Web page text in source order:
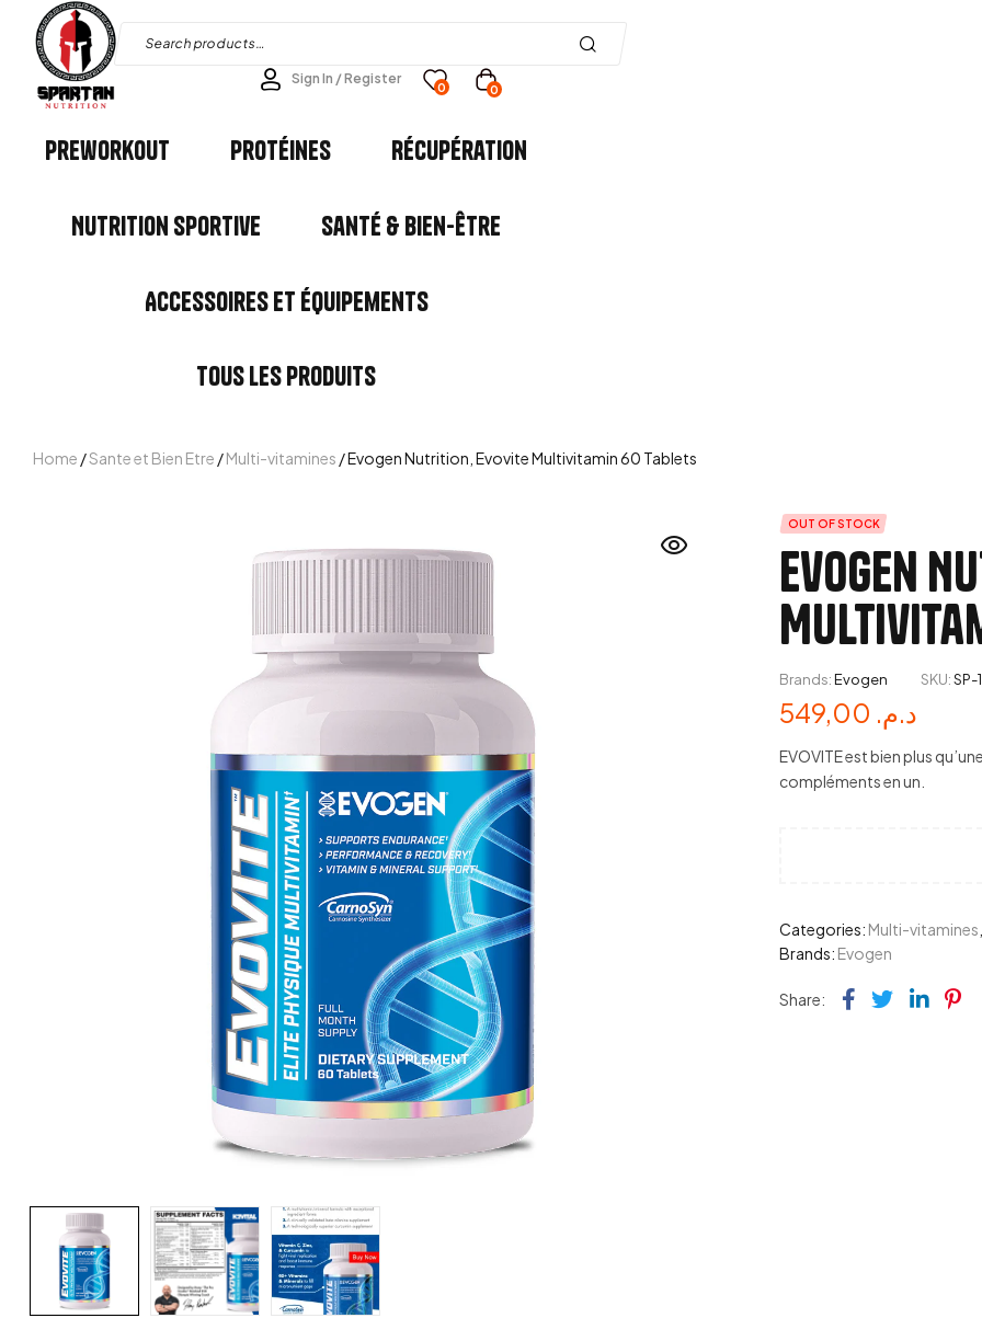
Sign In / Register
0 0
Preworkout Protéines Récupération
Nutrition Sportive Santé & Bien-être
Accessoires et Équipements
Tous les Produits
Home /Sante et Bien Etre /Multi-vitamines / Evogen Nutrition, Evovite Multivitamin 60 Tablets
OUT OF STOCK
Evogen
Brands:Evogen SKU:SP-
د.م.
EVOVITE est bien plus
compléments en un.
Categories: Multi-vitamines
Brands: Evogen
Share: Facebook
Twitter